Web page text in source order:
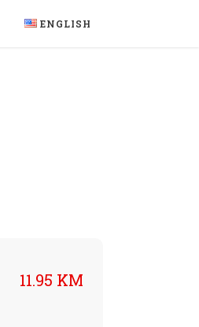
ENGLISH
11.95 KM